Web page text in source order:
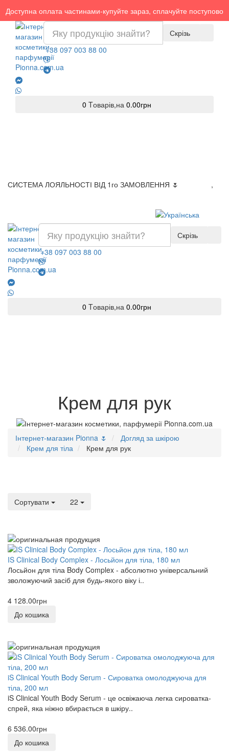
Доступна оплата частинами-купуйте зараз, сплачуйте поступово
Скрізь
+38 097 003 88 00
0 Tоварів,на 0.00грн
СИСТЕМА ЛОЯЛЬНОСТІ ВІД 1го ЗАМОВЛЕННЯ 🌷
,
Скрізь
+38 097 003 88 00
0 Tоварів,на 0.00грн
Крем для рук
Інтернет-магазин Pionna 🌷
Догляд за шкірою
Крем для тіла
Крем для рук
Сортувати 22
IS Clinical Body Complex - Лосьйон для тіла, 180 мл
Лосьйон для тіла Body Complex - абсолютно універсальний
зволожуючий засіб для будь-якого віку і..
4 128.00грн
До кошика
iS Clinical Youth Body Serum - Сироватка омолоджуюча для
тіла, 200 мл
iS Clinical Youth Body Serum - це освіжаюча легка сироватка-
спрей, яка ніжно вбирається в шкіру..
6 536.00грн
До кошика